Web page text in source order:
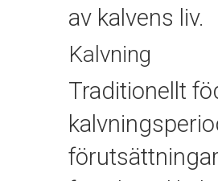
av kalvens liv.
Kalvning
Traditionellt